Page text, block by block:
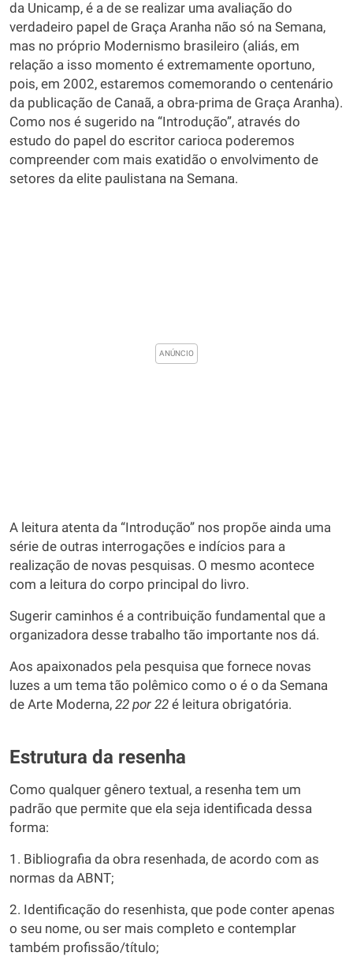
da Unicamp, é a de se realizar uma avaliação do
verdadeiro papel de Graça Aranha não só na Semana,
mas no próprio Modernismo brasileiro (aliás, em
relação a isso momento é extremamente oportuno,
pois, em 2002, estaremos comemorando o centenário
da publicação de Canaã, a obra-prima de Graça Aranha).
Como nos é sugerido na “Introdução”, através do
estudo do papel do escritor carioca poderemos
compreender com mais exatidão o envolvimento de
setores da elite paulistana na Semana.
A leitura atenta da “Introdução” nos propõe ainda uma
série de outras interrogações e indícios para a
realização de novas pesquisas. O mesmo acontece
com a leitura do corpo principal do livro.
Sugerir caminhos é a contribuição fundamental que a
organizadora desse trabalho tão importante nos dá.
Aos apaixonados pela pesquisa que fornece novas
luzes a um tema tão polêmico como o é o da Semana
de Arte Moderna, 22 por 22 é leitura obrigatória.
Estrutura da resenha
Como qualquer gênero textual, a resenha tem um
padrão que permite que ela seja identificada dessa
forma:
1. Bibliografia da obra resenhada, de acordo com as
normas da ABNT;
2. Identificação do resenhista, que pode conter apenas
o seu nome, ou ser mais completo e contemplar
também profissão/título;